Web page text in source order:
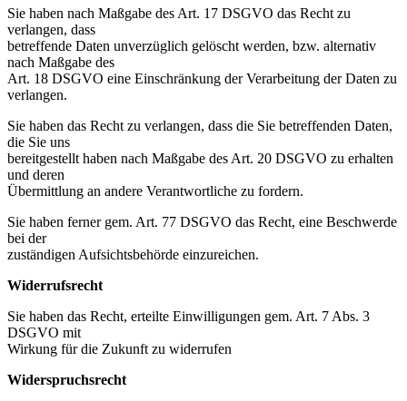
Sie haben nach Maßgabe des Art. 17 DSGVO das Recht zu
verlangen, dass
betreffende Daten unverzüglich gelöscht werden, bzw. alternativ
nach Maßgabe des
Art. 18 DSGVO eine Einschränkung der Verarbeitung der Daten zu
verlangen.
Sie haben das Recht zu verlangen, dass die Sie betreffenden Daten,
die Sie uns
bereitgestellt haben nach Maßgabe des Art. 20 DSGVO zu erhalten
und deren
Übermittlung an andere Verantwortliche zu fordern.
Sie haben ferner gem. Art. 77 DSGVO das Recht, eine Beschwerde
bei der
zuständigen Aufsichtsbehörde einzureichen.
Widerrufsrecht
Sie haben das Recht, erteilte Einwilligungen gem. Art. 7 Abs. 3
DSGVO mit
Wirkung für die Zukunft zu widerrufen
Widerspruchsrecht